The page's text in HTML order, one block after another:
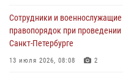
медицины с учетом опыта СВО
08 августа 2026, 09:00
В Кабардино-Балкарии
Сотрудники и
правопорядок при
Санкт-Петербурге
13 июля 2026, 08:08 2